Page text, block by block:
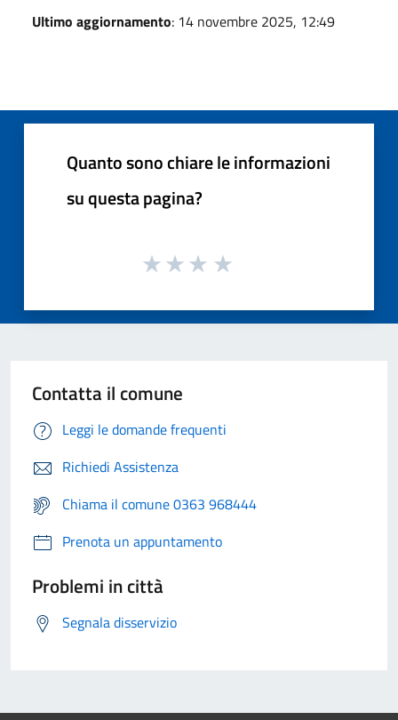
Ultimo aggiornamento: 14 novembre 2025, 12:49
Quanto sono chiare le informazioni
su questa pagina?
Contatta il comune
Leggi le domande frequenti
Richiedi Assistenza
Chiama il comune 0363 968444
Prenota un appuntamento
Problemi in città
Segnala disservizio